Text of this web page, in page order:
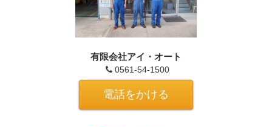
有限会社アイ・オート
0561-54-1500
電話をかける